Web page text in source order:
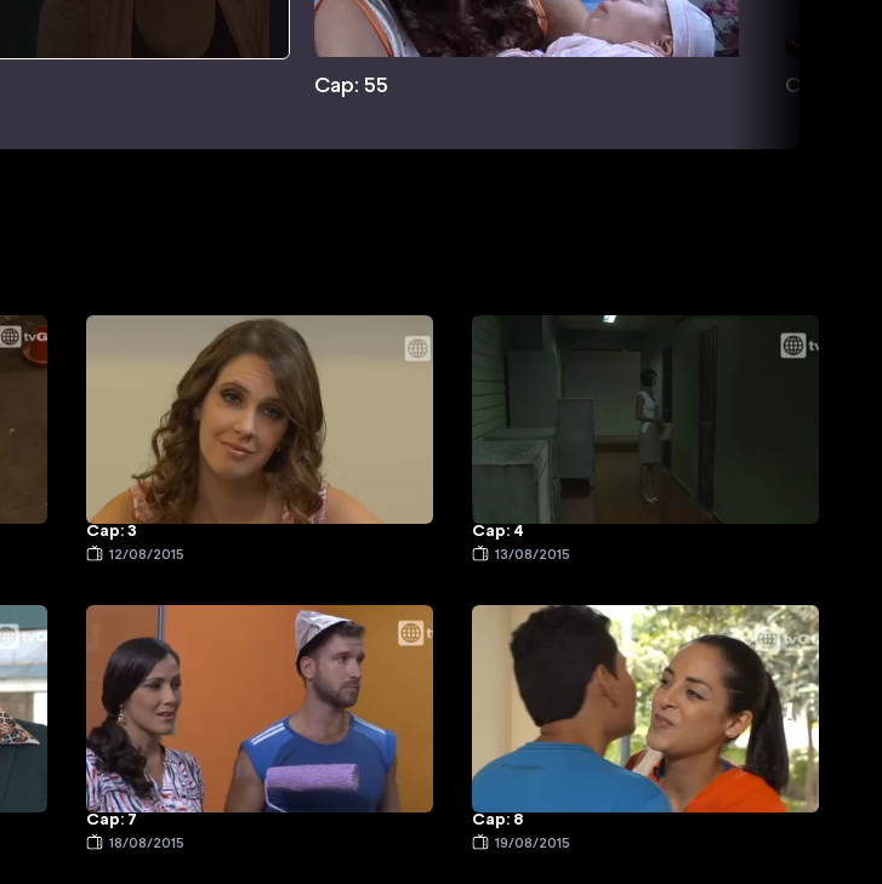
Cap: 55 Cap: 56
Cap: 3
12/08/2015
Cap: 4
13/08/2015
Cap: 7
18/08/2015
Cap: 8
19/08/2015